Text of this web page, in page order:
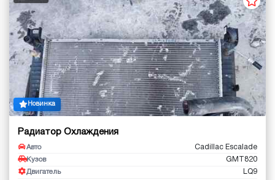
Новинка
Радиатор Охлаждения
Авто Cadillac Escalade
Кузов GMT820
Двигатель LQ9